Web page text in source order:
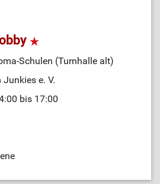
Schulen (Turnhalle alt)
e. V.
bis 17:00